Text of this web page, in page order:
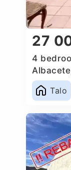
27
4
Talo